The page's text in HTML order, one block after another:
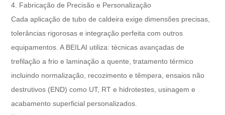
4. Fabricação de Precisão e Personalização
Cada aplicação de tubo de caldeira exige dimensões precisas,
tolerâncias rigorosas e integração perfeita com outros
equipamentos. A BEILAI utiliza: técnicas avançadas de
trefilação a frio e laminação a quente, tratamento térmico
incluindo normalização, recozimento e têmpera, ensaios não
destrutivos (END) como UT, RT e hidrotestes, usinagem e
acabamento superficial personalizados.